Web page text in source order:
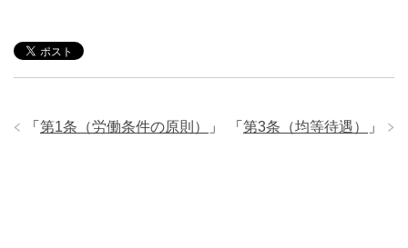
「 第3条（均等待遇） 」
「 第1条（労働条件の原則） 」